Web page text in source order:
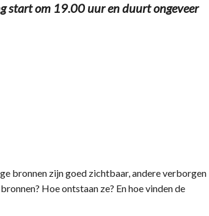
start om 19.00 uur en duurt ongeveer
bronnen zijn goed zichtbaar, andere verborgen
Hoe ontstaan ze? En hoe vinden de